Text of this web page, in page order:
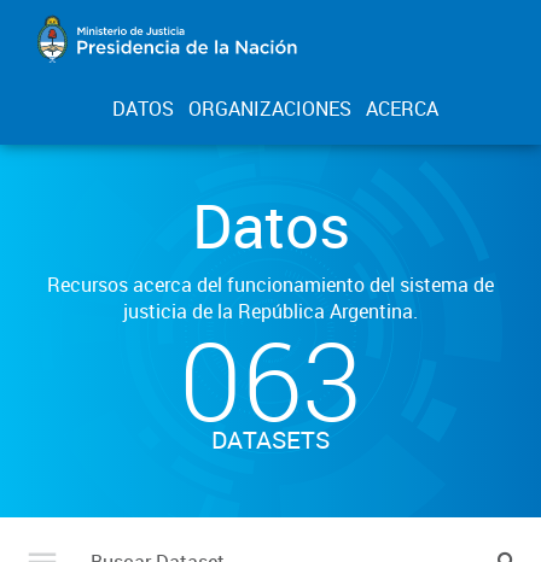
DATOS ORGANIZACIONES ACERCA
Datos
Recursos acerca del funcionamiento del sistema de
justicia de la República Argentina.
063
DATASETS